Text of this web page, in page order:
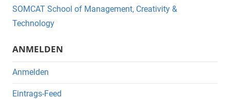
o
o
k
SOMCAT School of Management, Creativity &
Technology
ANMELDEN
Anmelden
Eintrags-Feed